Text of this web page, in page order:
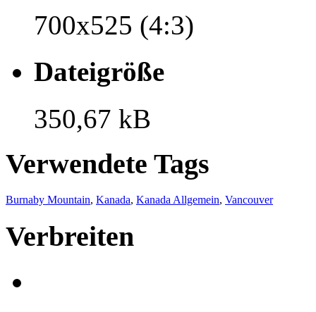
700x525 (4:3)
Dateigröße
350,67 kB
Verwendete Tags
Burnaby Mountain, Kanada, Kanada Allgemein, Vancouver
Verbreiten